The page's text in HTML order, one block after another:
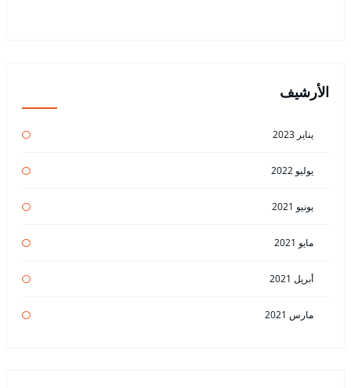
الأرشيف
يناير 2023
يوليو 2022
يونيو 2021
مايو 2021
أبريل 2021
مارس 2021